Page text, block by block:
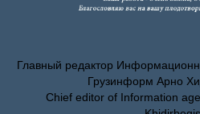
Главный редактор
Грузинформ Арно
Chief editor of Information